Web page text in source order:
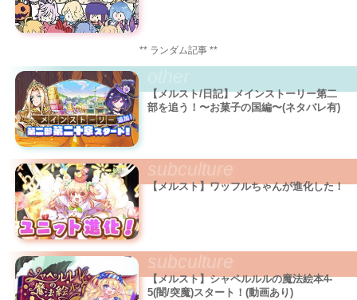
** ランダム記事 **
【メルスト/日記】メインストーリー第二
部を追う！〜お菓子の国編〜(ネタバレ有)
subculture
【メルスト】ワッフルちゃんが進化した！
subculture
【メルスト】シャペルルルの魔法絵本4-
5(闇/突魔)スタート！(動画あり)